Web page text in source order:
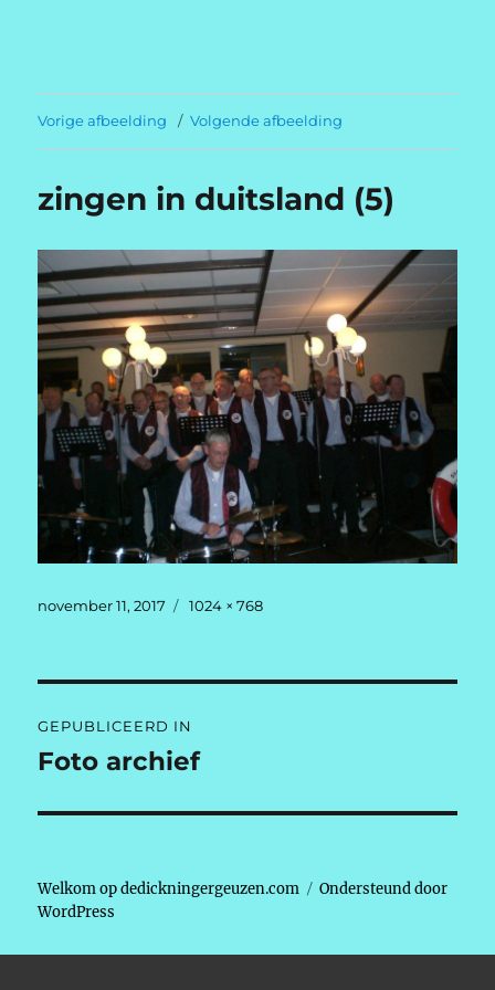
dedickningergeuzen.com
Vorige afbeelding Volgende afbeelding
zingen in duitsland (5)
Geplaatst
november 11, 2017
Volledige
1024 × 768
GEPUBLICEERD IN
Foto archief
Welkom op dedickningergeuzen.com
Ondersteund door
WordPress